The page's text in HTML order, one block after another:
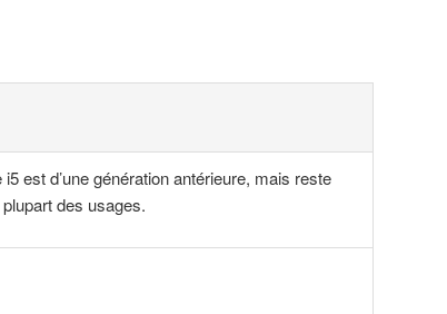
est d’une génération antérieure, mais reste
des usages.